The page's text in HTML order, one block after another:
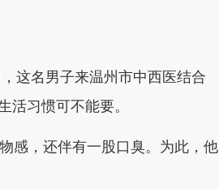
这名男子来温州市中西医结合
活习惯可不能要。
，还伴有一股口臭。为此，他